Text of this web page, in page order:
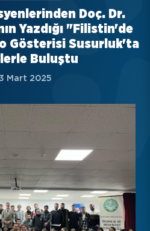
Doç. Dr.
Yazdığı "Filistin'de
Gösterisi Susurluk'ta
Buluştu
Mart 2025